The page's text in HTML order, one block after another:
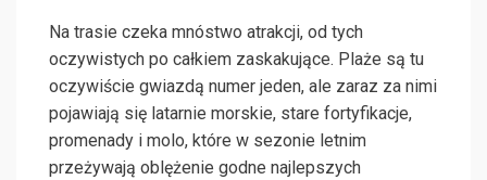
Na trasie czeka mnóstwo atrakcji, od tych
oczywistych po całkiem zaskakujące. Plaże są tu
oczywiście gwiazdą numer jeden, ale zaraz za nimi
pojawiają się latarnie morskie, stare fortyfikacje,
promenady i molo, które w sezonie letnim
przeżywają oblężenie godne najlepszych